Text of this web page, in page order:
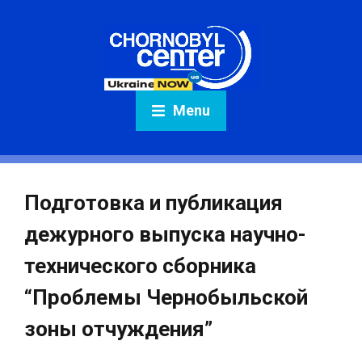
Menu
Подготовка и публикация
дежурного выпуска научно-
технического сборника
“Проблемы Чернобыльской
зоны отчуждения”